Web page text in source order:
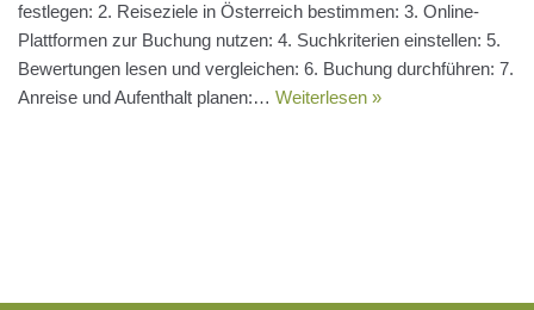
festlegen: 2. Reiseziele in Österreich bestimmen: 3. Online-
Plattformen zur Buchung nutzen: 4. Suchkriterien einstellen: 5.
Bewertungen lesen und vergleichen: 6. Buchung durchführen: 7.
Anreise und Aufenthalt planen:… Weiterlesen »